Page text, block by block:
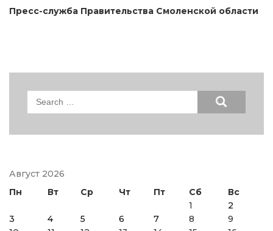
Пресс-служба Правительства Смоленской области
Search
Август 2026
Пн
Вт Ср Чт Пт Сб
Вс
1
2
3
4 5 6 7 8
9